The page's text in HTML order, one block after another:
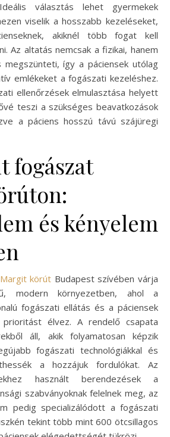
választás lehet gyermekek
viselik a hosszabb kezeléseket,
akiknél több fogat kell
Az altatás nemcsak a fizikai, hanem
így a páciensek utólag
emlékeket a fogászati kezeléshez.
ellenőrzések elmulasztása helyett
teszi a szükséges beavatkozások
a páciens hosszú távú szájüregi
fogászat
és kényelem
körút Budapest szívében várja
modern környezetben, ahol a
fogászati ellátás és a páciensek
prioritást élvez. A rendelő csapata
áll, akik folyamatosan képzik
fogászati technológiákkal és
a hozzájuk fordulókat. Az
használt berendezések a
szabványoknak felelnek meg, az
pedig specializálódott a fogászati
tekint több mint 600 ötcsillagos